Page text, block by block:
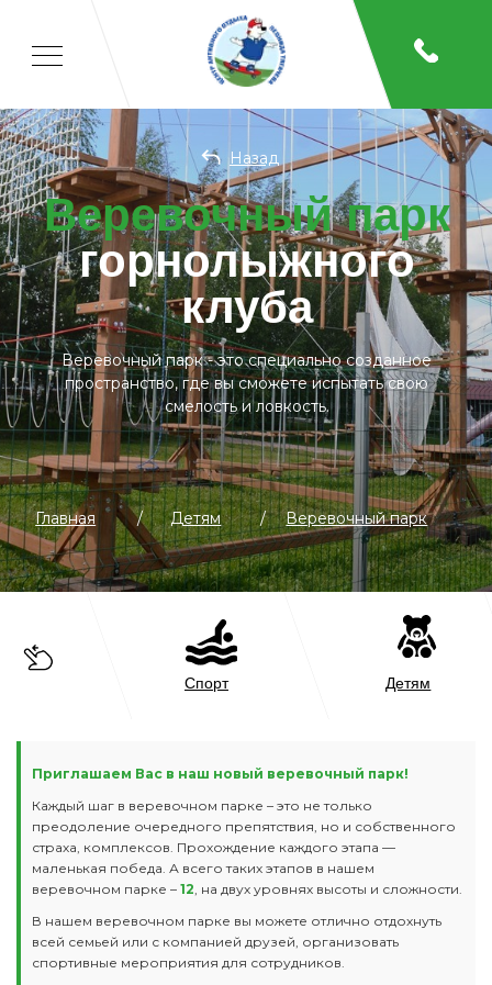
Веревочный парк
горнолыжного
клуба
Веревочный парк - это специально созданное
пространство, где вы сможете испытать свою
смелость и ловкость.
Главная Детям Веревочный парк
/ /
Назад
Отдых
Детям
Спорт
Приглашаем Вас в наш новый веревочный парк!
Каждый шаг в веревочном парке – это не только
преодоление очередного препятствия, но и собственного
страха, комплексов. Прохождение каждого этапа —
маленькая победа. А всего таких этапов в нашем
веревочном парке – 12, на двух уровнях высоты и сложности.
В нашем веревочном парке вы можете отлично отдохнуть
всей семьей или с компанией друзей, организовать
спортивные мероприятия для сотрудников.